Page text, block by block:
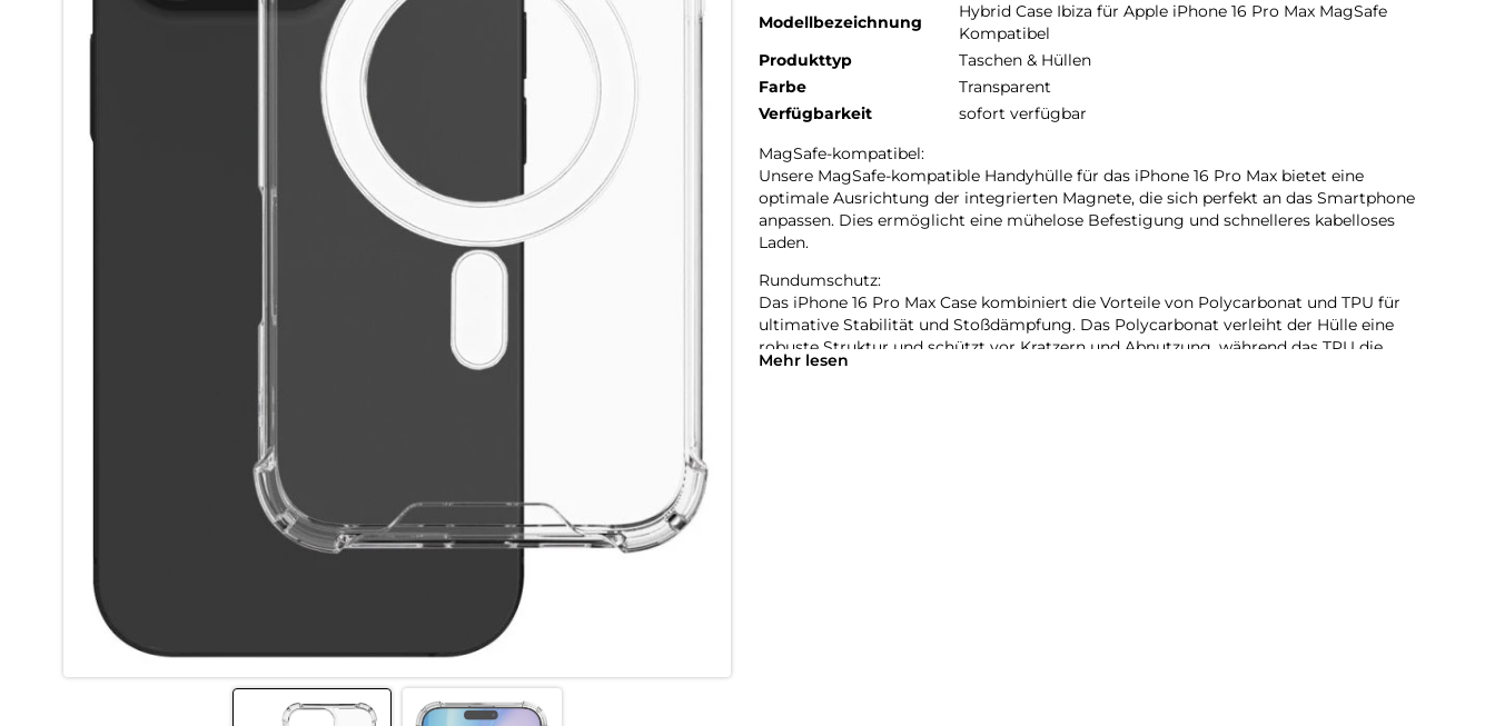
Modellbezeichnung
Hybrid Case Ibiza für Apple iPhone 16 Pro Max MagSafe
Kompatibel
Produkttyp
Taschen & Hüllen
Farbe
Transparent
Verfügbarkeit
sofort verfügbar
MagSafe-kompatibel:
Unsere MagSafe-kompatible Handyhülle für das iPhone 16 Pro Max bietet eine
optimale Ausrichtung der integrierten Magnete, die sich perfekt an das Smartphone
anpassen. Dies ermöglicht eine mühelose Befestigung und schnelleres kabelloses
Laden.
Rundumschutz:
Das iPhone 16 Pro Max Case kombiniert die Vorteile von Polycarbonat und TPU für
ultimative Stabilität und Stoßdämpfung. Das Polycarbonat verleiht der Hülle eine
robuste Struktur und schützt vor Kratzern und Abnutzung, während das TPU die
Fähigkeit besitzt, Stöße effektiv zu absorbieren und das Handy vor versehentlichen
Mehr lesen